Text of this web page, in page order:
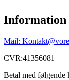
Information
Mail:
CVR:41356081
Betal med følgende